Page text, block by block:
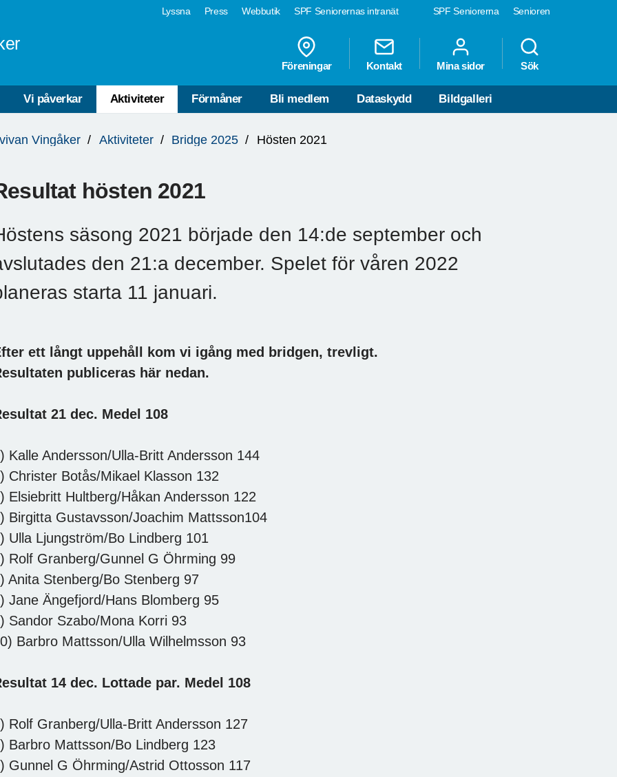
SPF Seniorerna Senioren
Lyssna Press Webbutik SPF Seniorernas intranät
Föreningar Kontakt Mina sidor Sök
Vi påverkar Aktiviteter Förmåner Bli medlem Dataskydd Bildgalleri
Vingåker Aktiviteter Bridge 2025 Hösten 2021
hösten 2021
säsong 2021 började den 14:de september och
den 21:a december. Spelet för våren 2022
starta 11 januari.
ett långt uppehåll kom vi igång med bridgen, trevligt.
publiceras här nedan.
21 dec. Medel 108
Kalle Andersson/Ulla-Britt Andersson 144
Christer Botås/Mikael Klasson 132
Elsiebritt Hultberg/Håkan Andersson 122
Birgitta Gustavsson/Joachim Mattsson104
Ulla Ljungström/Bo Lindberg 101
Rolf Granberg/Gunnel G Öhrming 99
Anita Stenberg/Bo Stenberg 97
Jane Ängefjord/Hans Blomberg 95
Sandor Szabo/Mona Korri 93
Barbro Mattsson/Ulla Wilhelmsson 93
14 dec. Lottade par. Medel 108
Rolf Granberg/Ulla-Britt Andersson 127
Barbro Mattsson/Bo Lindberg 123
Gunnel G Öhrming/Astrid Ottosson 117